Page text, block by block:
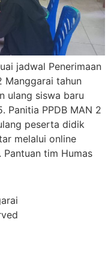
jadwal Penerimaan
Manggarai tahun
ulang siswa baru
Panitia PPDB MAN 2
peserta didik
melalui online
tim Humas